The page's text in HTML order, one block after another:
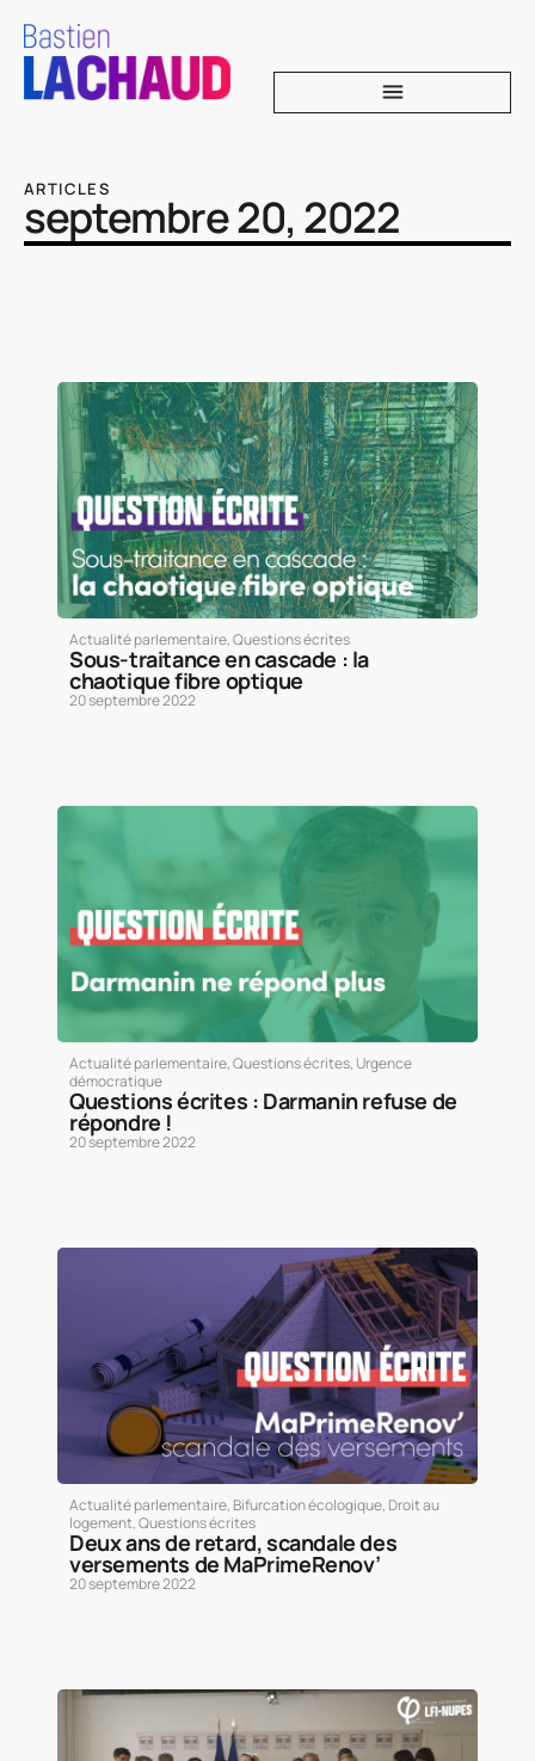
ARTICLES
septembre 20, 2022
Actualité parlementaire,Questions écrites
Sous-traitance en cascade : la
chaotique fibre optique
20 septembre 2022
Actualité parlementaire,Questions écrites, Urgence
démocratique
Questions écrites : Darmanin refuse de
répondre !
20 septembre 2022
Actualité parlementaire, Bifurcation écologique, Droit au
logement,Questions écrites
Deux ans de retard, scandale des
versements de MaPrimeRenov’
20 septembre 2022